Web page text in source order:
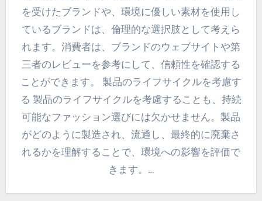
を受けたブランドや、環境に優しい素材を使用し
ているブランドは、倫理的な選択肢として考えら
れます。消費者は、ブランドのウェブサイトや第
三者のレビューを参考にして、信頼性を確認する
ことができます。 製品のライフサイクルを考慮す
る 製品のライフサイクルを考慮することも、持続
可能なファッション選びには欠かせません。製品
がどのように製造され、流通し、最終的に廃棄さ
れるかを理解することで、環境への影響を評価で
きます。…